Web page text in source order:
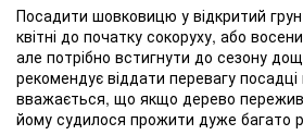
Посадити шовковицю у відкритий
квітні до початку сокоруху, або
але потрібно встигнути до сезону
рекомендує віддати перевагу
вважається, що якщо дерево
йому судилося прожити дуже багато